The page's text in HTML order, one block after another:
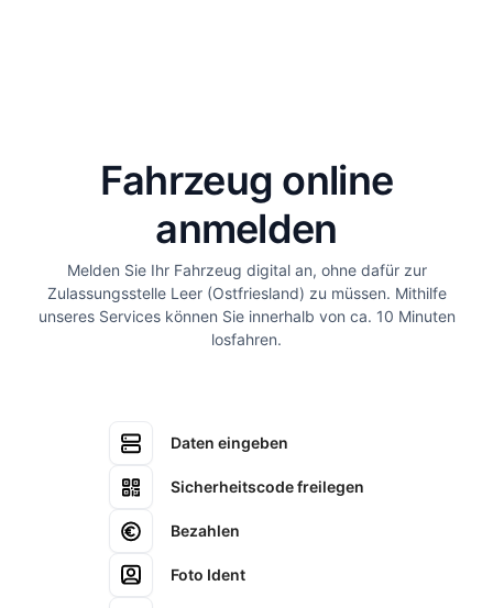
Fahrzeug online
anmelden
Melden Sie Ihr Fahrzeug digital an, ohne dafür zur
Zulassungsstelle Leer (Ostfriesland) zu müssen. Mithilfe
unseres Services können Sie innerhalb von ca. 10 Minuten
losfahren.
Daten eingeben
Sicherheitscode freilegen
Bezahlen
Foto Ident